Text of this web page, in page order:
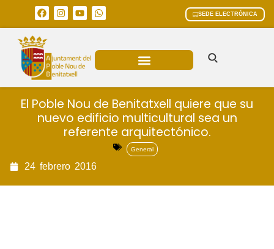
SEDE ELECTRÓNICA
El Poble Nou de Benitatxell quiere que su
nuevo edificio multicultural sea un
referente arquitectónico.
General
24 febrero 2016